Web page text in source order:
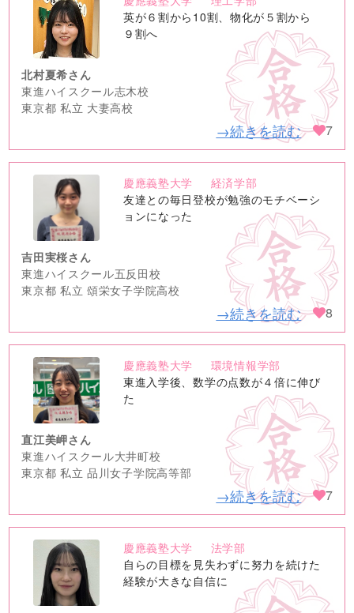
no
image
英が６割から10割、物化が５割から
９割へ
北村夏希さん
東進ハイスクール志木校
東京都 私立 大妻高校
→続きを読む 7
no
image
慶應義塾大学
経済学部
友達との毎日登校が勉強のモチベーシ
ョンになった
吉田実桜さん
東進ハイスクール五反田校
東京都 私立 頌栄女子学院高校
→続きを読む 8
no
image
慶應義塾大学
環境情報学部
東進入学後、数学の点数が４倍に伸び
た
直江美岬さん
東進ハイスクール大井町校
東京都 私立 品川女子学院高等部
→続きを読む 7
no
image
慶應義塾大学
法学部
自らの目標を見失わずに努力を続けた
経験が大きな自信に